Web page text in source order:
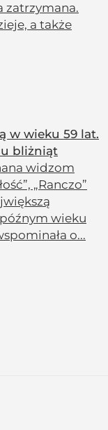
zatrzymana.
a także
w wieku 59 lat.
bliżniąt
widzom
„Ranczo”
wieku
o...